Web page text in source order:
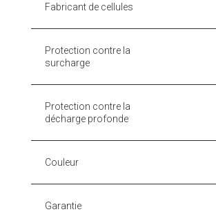
Fabricant de cellules
Protection contre la
surcharge
Protection contre la
décharge profonde
Couleur
Garantie